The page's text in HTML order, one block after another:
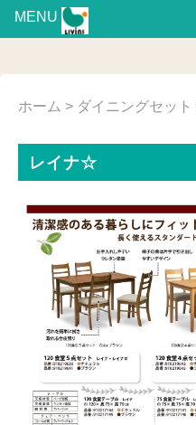
ホーム > ダイニングセット
レイナ☆
MENU